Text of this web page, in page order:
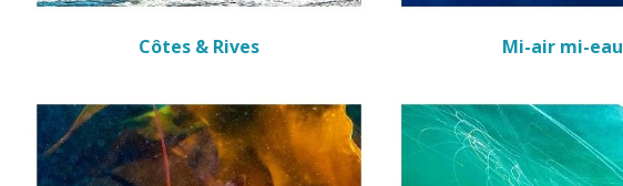
Côtes & Rives Mi-air mi-eau